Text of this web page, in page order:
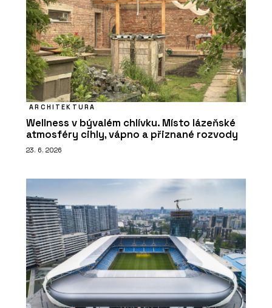
ARCHITEKTURA
Wellness v bývalém chlívku. Místo lázeňské
atmosféry cihly, vápno a přiznané rozvody
23. 6. 2026